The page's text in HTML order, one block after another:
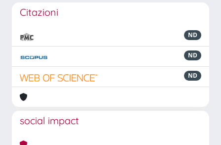
Citazioni
ND
ND
ND
social impact